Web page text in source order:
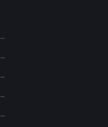
FameEX 오늘의 암호화폐 뉴스 요약 | 2026년 8월 7일
FameEX 오늘의 암호화폐 뉴스 요약 | 2026년 8월 6일
FameEX 오늘의 암호화폐 뉴스 요약 | 2026년 8월 5일
FameEX 오늘의 암호화폐 뉴스 요약 | 2026년 8월 4일
FameEX 오늘의 암호화폐 뉴스 요약 | 2026년 8월 3일